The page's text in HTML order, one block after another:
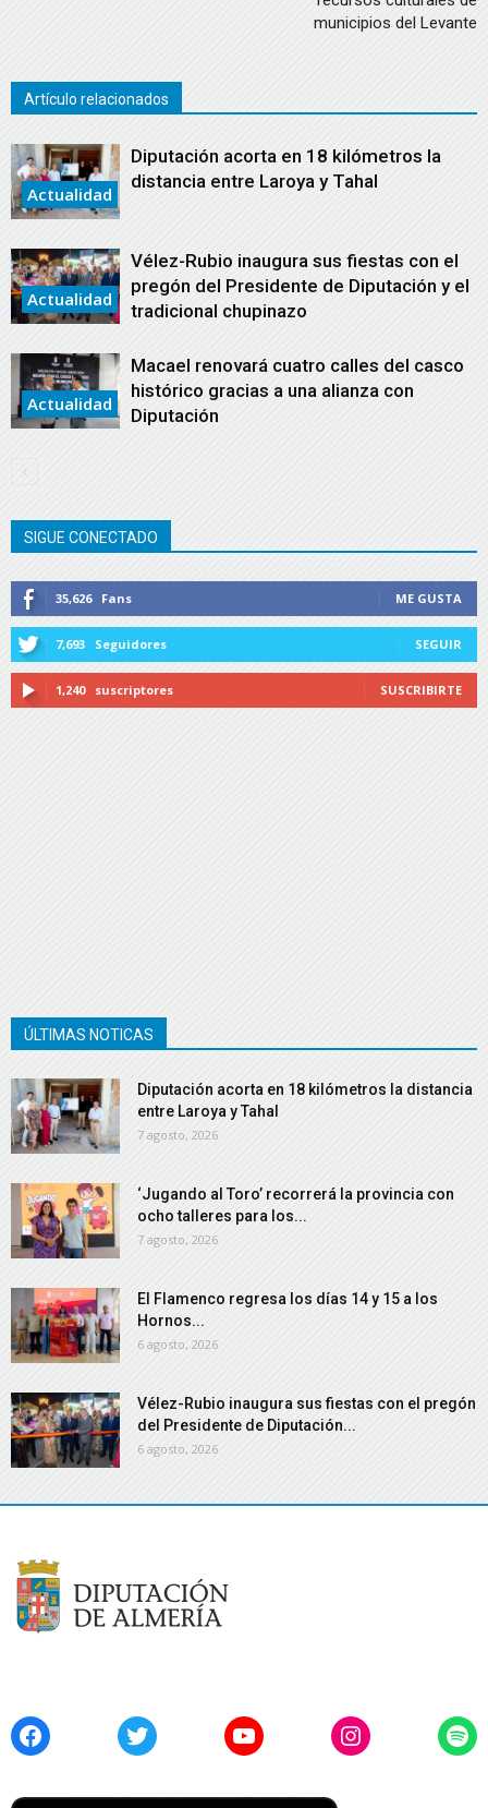
municipios del Levante
Artículo relacionados
Actualidad
Diputación acorta en 18 kilómetros la
distancia entre Laroya y Tahal
Actualidad
Vélez-Rubio inaugura sus fiestas con el
pregón del Presidente de Diputación y el
tradicional chupinazo
Actualidad
Macael renovará cuatro calles del casco
histórico gracias a una alianza con
Diputación
SIGUE CONECTADO
35,626 Fans ME GUSTA
7,693 Seguidores SEGUIR
1,240 suscriptores SUSCRIBIRTE
ÚLTIMAS NOTICAS
Diputación acorta en 18 kilómetros la distancia
entre Laroya y Tahal
7 agosto, 2026
‘Jugando al Toro’ recorrerá la provincia con
ocho talleres para los...
7 agosto, 2026
El Flamenco regresa los días 14 y 15 a los
Hornos...
6 agosto, 2026
Vélez-Rubio inaugura sus fiestas con el pregón
del Presidente de Diputación...
6 agosto, 2026
FacebookTwitter YouTubeInstagram